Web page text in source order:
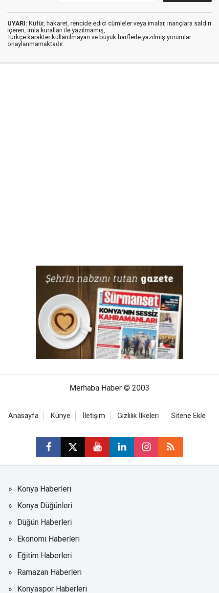
UYARI: Küfür, hakaret, rencide edici cümleler veya imalar, inançlara saldırı
içeren, imla kuralları ile yazılmamış,
Türkçe karakter kullanılmayan ve büyük harflerle yazılmış yorumlar
onaylanmamaktadır.
Merhaba Haber © 2003
Anasayfa Künye İletişim Gizlilik İlkeleri Sitene Ekle
Konya Haberleri
Konya Düğünleri
Düğün Haberleri
Ekonomi Haberleri
Eğitim Haberleri
Ramazan Haberleri
Konyaspor Haberleri